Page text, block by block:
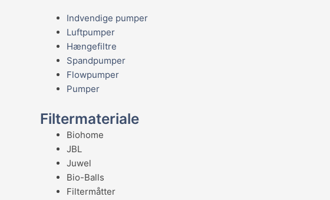
Indvendige pumper
Luftpumper
Hængefiltre
Spandpumper
Flowpumper
Pumper
Filtermateriale
Biohome
JBL
Juwel
Bio-Balls
Filtermåtter